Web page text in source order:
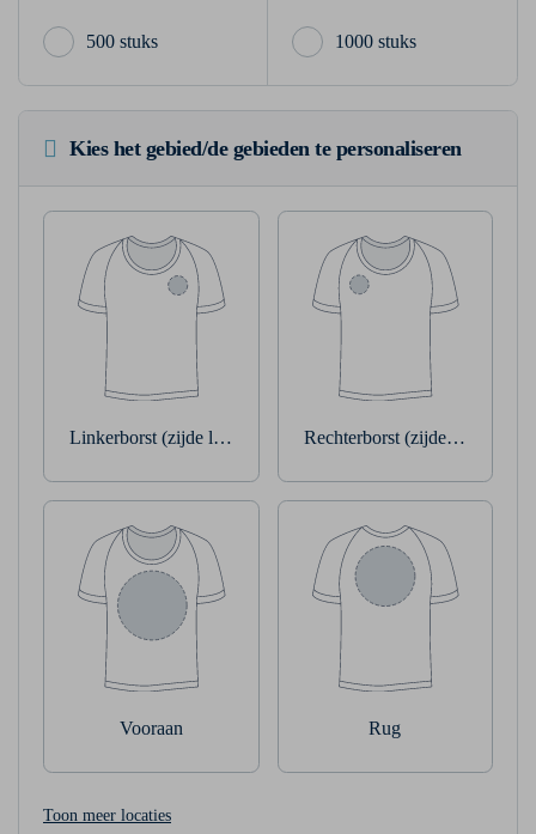
500 stuks 1000 stuks
Kies het gebied/de gebieden te personaliseren
Linkerborst (zijde linkerarm) Rechterborst (zijde
Vooraan Rug
Toon meer locaties